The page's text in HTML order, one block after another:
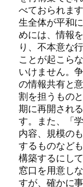
べておられま
生全体が平和
めには、情報
り、不本意な
ことが起こら
いけません。
の情報共有と
割を担うもの
期に再開され
す。また、「
内容、規模の
するものなど
構築するにし
窓口を用意し
すが、確かに